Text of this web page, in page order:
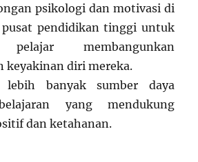
psikologi dan motivasi di
pusat pendidikan tinggi untuk
pelajar membangunkan
keyakinan diri mereka.
lebih banyak sumber daya
yang mendukung
dan ketahanan.